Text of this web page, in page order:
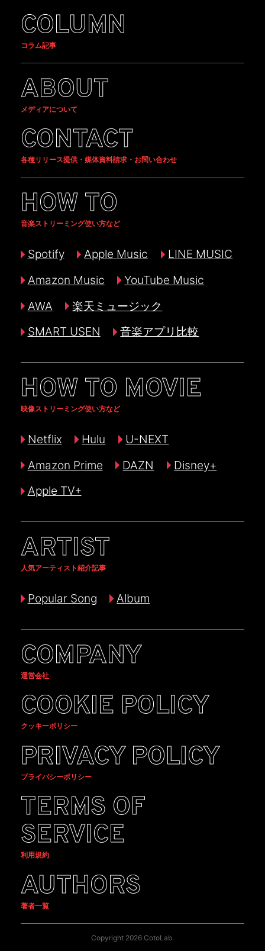
COLUMN
コラム記事
ABOUT
メディアについて
CONTACT
各種リリース提供・媒体資料請求・お問い合わせ
HOW TO
音楽ストリーミング使い方など
Spotify Apple Music
LINE MUSIC
Amazon Music
YouTube Music
AWA
楽天ミュージック
SMART USEN
音楽アプリ比較
HOW TO MOVIE
映像ストリーミング使い方など
Netflix Hulu
U-NEXT
Amazon Prime
DAZN
Disney+
Apple TV+
ARTIST
人気アーティスト紹介記事
Popular Song Album
COMPANY
運営会社
COOKIE POLICY
クッキーポリシー
PRIVACY POLICY
プライバシーポリシー
TERMS OF
SERVICE
利用規約
AUTHORS
著者一覧
Copyright 2026 CotoLab.